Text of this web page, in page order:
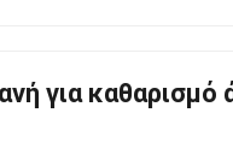
για καθαρισμό